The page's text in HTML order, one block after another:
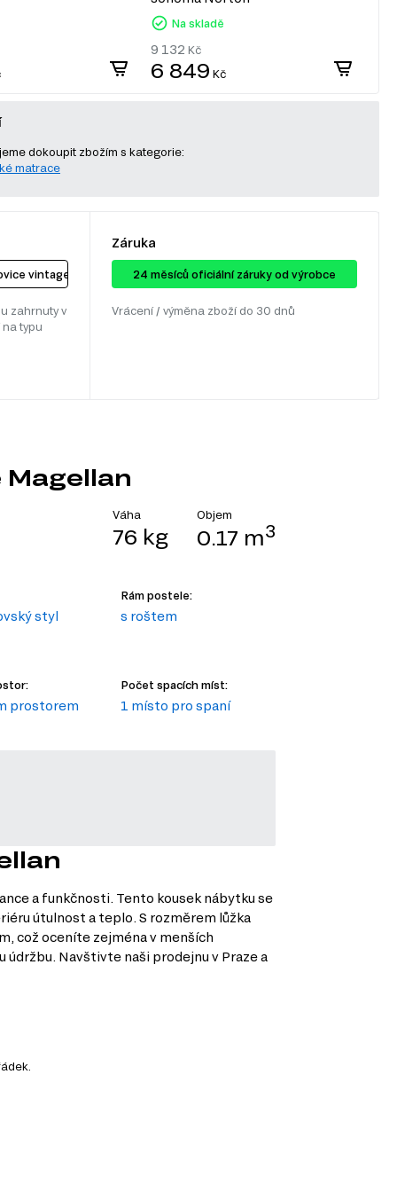
Na skladě
9 132 Kč
6 849 Kč
dokoupit zbožím s kategorie:
matrace
vintage
zahrnuty v
typu
Záruka
24 ​​​​měsíců oficiální záruky od výrobce
Vrácení / výměna zboží do 30 dnů
Váha
76 kg
Objem
0.17 m3
styl
Rám postele:
s roštem
prostorem
Počet spacích míst:
1 místo pro spaní
a funkčnosti. Tento kousek nábytku se
útulnost a teplo. S rozměrem lůžka
což oceníte zejména v menších
Navštivte naši prodejnu v Praze a